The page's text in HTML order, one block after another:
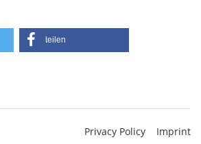
teilen
Privacy Policy Imprint